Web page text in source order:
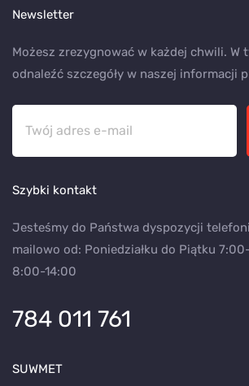
Newsletter
Możesz zrezygnować w każdej chwili. W
odnaleźć szczegóły w naszej informacji
Szybki kontakt
Jesteśmy do Państwa dyspozycji
mailowo od: Poniedziałku do Piątku
8:00-14:00
784 011 761
SUWMET